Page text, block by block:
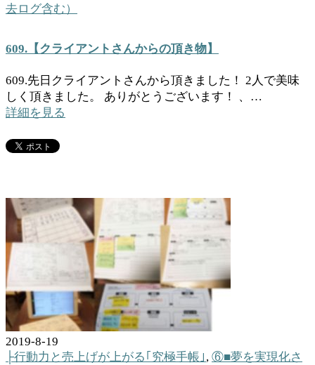
去ログ含む）
609.【クライアントさんからの頂き物】
609.先日クライアントさんから頂きました！ 2人で美味
しく頂きました。 ありがとうございます！ 、…
詳細を見る
2019-8-19
├行動力と売上げが上がる｢究極手帳｣ , ⑥■夢を実現化さ